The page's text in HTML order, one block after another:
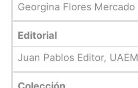
Georgina Flores Mercado
Editorial
Juan Pablos Editor, UAEM